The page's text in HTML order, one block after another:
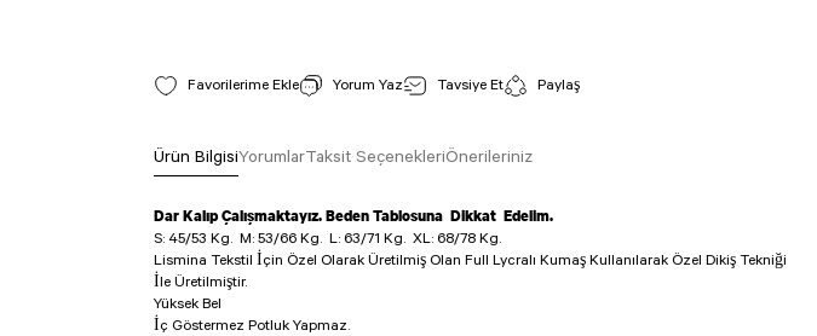
Stok Kodu : 234
Yorum Yaz Tavsiye Et Paylaş
Ürün BilgisiYorumlarTaksit SeçenekleriÖnerileriniz
Dar Kalıp Çalışmaktayız. Beden Tablosuna Dikkat Edelim.
S: 45/53 Kg. M: 53/66 Kg. L: 63/71 Kg. XL: 68/78 Kg.
Lismina Tekstil İçin Özel Olarak Üretilmiş Olan Full Lycralı Kumaş Kullanılarak Özel Dikiş Tekniği
İle Üretilmiştir.
Yüksek Bel
İç Göstermez Potluk Yapmaz.